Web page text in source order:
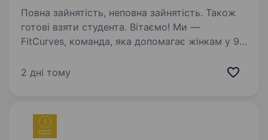
Повна зайнятість, неповна зайнятість. Також
готові взяти студента. Вітаємо! Ми —
FitCurves, команда, яка допомагає жінкам у 90
керувати своєю вагою та підтримувати форму.
2 дні тому